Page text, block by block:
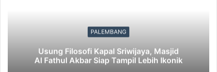
PALEMBANG
Usung Filosofi Kapal Sriwijaya, Masjid
Al Fathul Akbar Siap Tampil Lebih Ikonik